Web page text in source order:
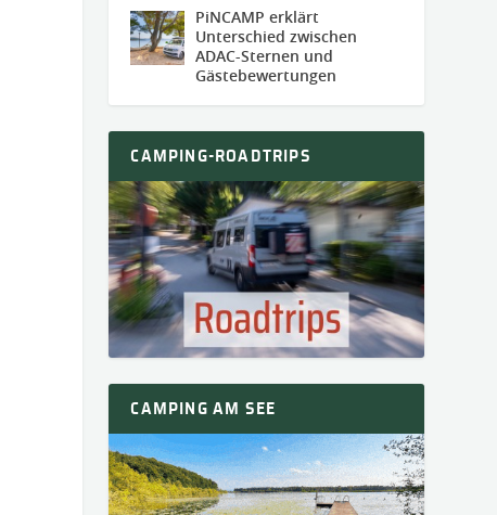
PiNCAMP erklärt
Unterschied zwischen
ADAC-Sternen und
Gästebewertungen
CAMPING-ROADTRIPS
CAMPING AM SEE